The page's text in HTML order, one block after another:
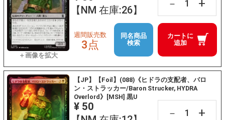
【NM 在庫:26】
－ +
カートに
追加
週間販売数
3点
同名商品
検索
【JP】【Foil】(088)《ヒドラの支配者、バロ
ン・ストラッカー/Baron Strucker, HYDRA
Overlord》[MSH] 黒U
¥ 50
－ +